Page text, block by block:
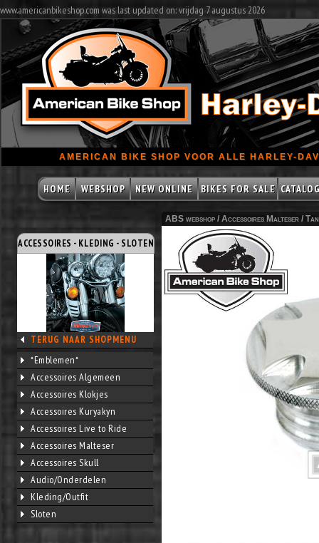
www.americanbikeshop.com was last updated on: vrijdag 7 augustus 2026
AMERICAN BIKE SHOP VOOR ALLE HARLEY-
HOME WEBSHOP NEW ONLINE BIKES FOR SALE
ACCESSOIRES - KLEDING - SLOTEN
TERUG NAAR SHOPMENU
*Emblemen*
Accessoires Algemeen
Accessoires Klokjes
Accessoires Kuryakyn
Accessoires Live to Ride
Accessoires Malteser
Accessoires Skull
Audio/Onderdelen
Kleding/Outfit
Sloten
ABS webshop / Accessoires Malteser /